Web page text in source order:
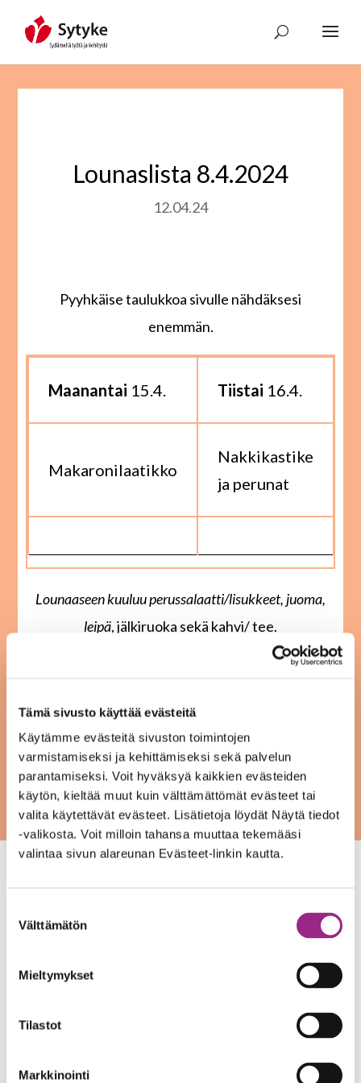
content
Tämä sivusto käyttää evästeitä
Käytämme evästeitä sivuston toimintojen
varmistamiseksi ja kehittämiseksi sekä palvelun
parantamiseksi. Voit hyväksyä kaikkien evästeiden
käytön, kieltää muut kuin välttämättömät evästeet tai
valita käytettävät evästeet. Lisätietoja löydät Näytä tiedot
-valikosta. Voit milloin tahansa muuttaa tekemääsi
valintaa sivun alareunan Evästeet-linkin kautta.
valinta
Välttämätön
Mieltymykset
Tilastot
Markkinointi
Lounaslista 8.4.2024
12.04.24
Pyyhkäise taulukkoa sivulle nähdäksesi
enemmän.
Maanantai 15.4. Tiistai 16.4.
Makaronilaatikko
Nakkikastike
ja perunat
Lounaaseen kuuluu perussalaatti/lisukkeet, juoma,
leipä, jälkiruoka sekä kahvi/ tee.
Tilapäiset muutokset ruokalistaan ovat mahdollisia.
erityisruokavaliot keittiöltä.
Hengitysliitto ry
www.hengitysliitto.fi
Lisätietoa tietosuojakäytännöistämme
Tietoja evästeistä